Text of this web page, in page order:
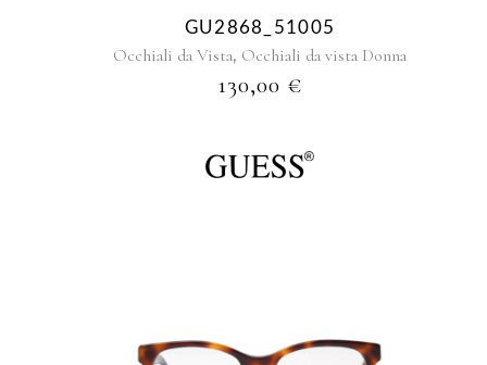
GU2868_51005
Occhiali da Vista, Occhiali da vista Donna
130,00 €